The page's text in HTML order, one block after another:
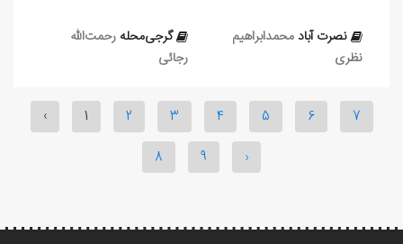
نصرت‌ آباد محمدابراهیم
نظری
گرجی‌محله رحمت‌الله
رجائی
‹ 1 2 3 4 5 6
7
8
9 ›